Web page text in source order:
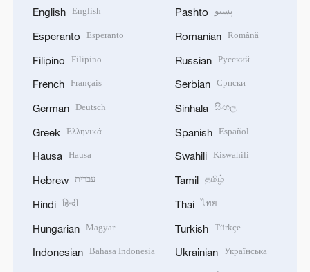
English English
Esperanto Esperanto
Filipino Filipino
French Français
German Deutsch
Greek Ελληνικά
Hausa Hausa
Hebrew עברית
Hindi हिन्दी
Hungarian Magyar
Indonesian Bahasa Indonesia
Pashto پښتو
Romanian Română
Russian Русский
Serbian Српски
Sinhala සිංහල
Spanish Español
Swahili Kiswahili
Tamil தமிழ்
Thai ไทย
Turkish Türkçe
Ukrainian Українська